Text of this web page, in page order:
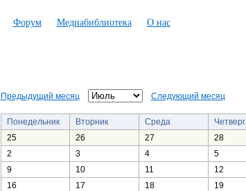
Форум Медиабиблиотека О нас
Предыдущий месяц Следующий месяц
Понедельник Вторник Среда Четверг
25
26 27 28
2
3 4 5
9
10 11 12
16
17 18 19